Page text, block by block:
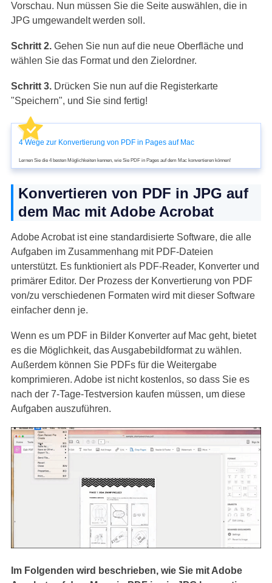
Vorschau. Nun müssen Sie die Seite auswählen, die in
JPG umgewandelt werden soll.
Schritt 2.Gehen Sie nun auf die neue Oberfläche und
wählen Sie das Format und den Zielordner.
Schritt 3.Drücken Sie nun auf die Registerkarte
"Speichern", und Sie sind fertig!
4 Wege zur Konvertierung von PDF in Pages auf Mac
Lernen Sie die 4 besten Möglichkeiten kennen, wie Sie PDF in Pages auf dem Mac konvertieren können!
Konvertieren von PDF in JPG auf
dem Mac mit Adobe Acrobat
Adobe Acrobat ist eine standardisierte Software, die alle
Aufgaben im Zusammenhang mit PDF-Dateien
unterstützt. Es funktioniert als PDF-Reader, Konverter und
primärer Editor. Der Prozess der Konvertierung von PDF
von/zu verschiedenen Formaten wird mit dieser Software
einfacher denn je.
Wenn es um PDF in Bilder Konverter auf Mac geht, bietet
es die Möglichkeit, das Ausgabebildformat zu wählen.
Außerdem können Sie PDFs für die Weitergabe
komprimieren. Adobe ist nicht kostenlos, so dass Sie es
nach der 7-Tage-Testversion kaufen müssen, um diese
Aufgaben auszuführen.
Im Folgenden wird beschrieben, wie Sie mit Adobe